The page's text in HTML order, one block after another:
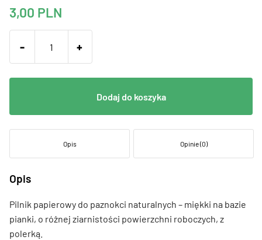
3,00 PLN
- +
Dodaj do koszyka
Opis Opinie (0)
Opis
Pilnik papierowy do paznokci naturalnych – miękki na bazie
pianki, o różnej ziarnistości powierzchni roboczych, z
polerką.